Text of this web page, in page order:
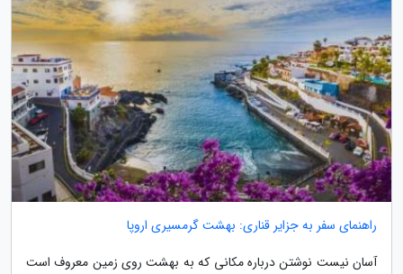
راهنمای سفر به جزایر قناری: بهشت گرمسیری اروپا
آسان نیست نوشتن درباره مکانی که به بهشت روی زمین معروف است